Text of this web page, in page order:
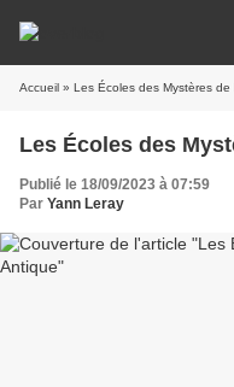
Accueil » Les Écoles des Mystères de
Les Écoles des
Publié le 18/09/2023 à 07:59
Par Yann Leray